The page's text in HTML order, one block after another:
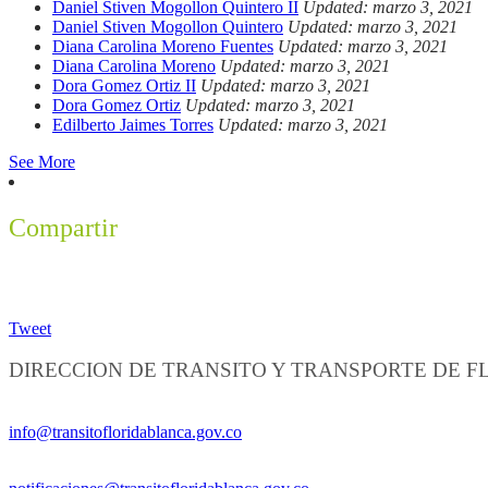
Daniel Stiven Mogollon Quintero II Updated: marzo 3, 2021
Daniel Stiven Mogollon Quintero Updated: marzo 3, 2021
Diana Carolina Moreno Fuentes Updated: marzo 3, 2021
Diana Carolina Moreno Updated: marzo 3, 2021
Dora Gomez Ortiz II Updated: marzo 3, 2021
Dora Gomez Ortiz Updated: marzo 3, 2021
Edilberto Jaimes Torres Updated: marzo 3, 2021
See More
Compartir
Tweet
DIRECCION DE TRANSITO Y TRANSPORTE DE
info@transitofloridablanca.gov.co